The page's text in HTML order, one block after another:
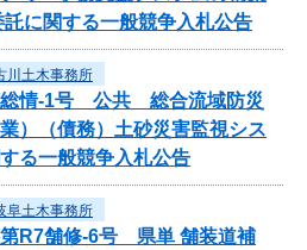
に関する一般競争入札公告
川土木事務所
総情-1号 公共 総合流域防災
）（債務）土砂災害監視シス
る一般競争入札公告
阜土木事務所
第R7舗修-6号 県単 舗装道補